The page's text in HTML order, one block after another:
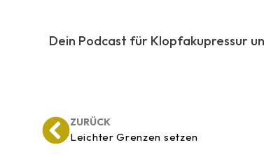
Dein Podcast für Klopfakupressur
ZURÜCK
Leichter Grenzen setzen